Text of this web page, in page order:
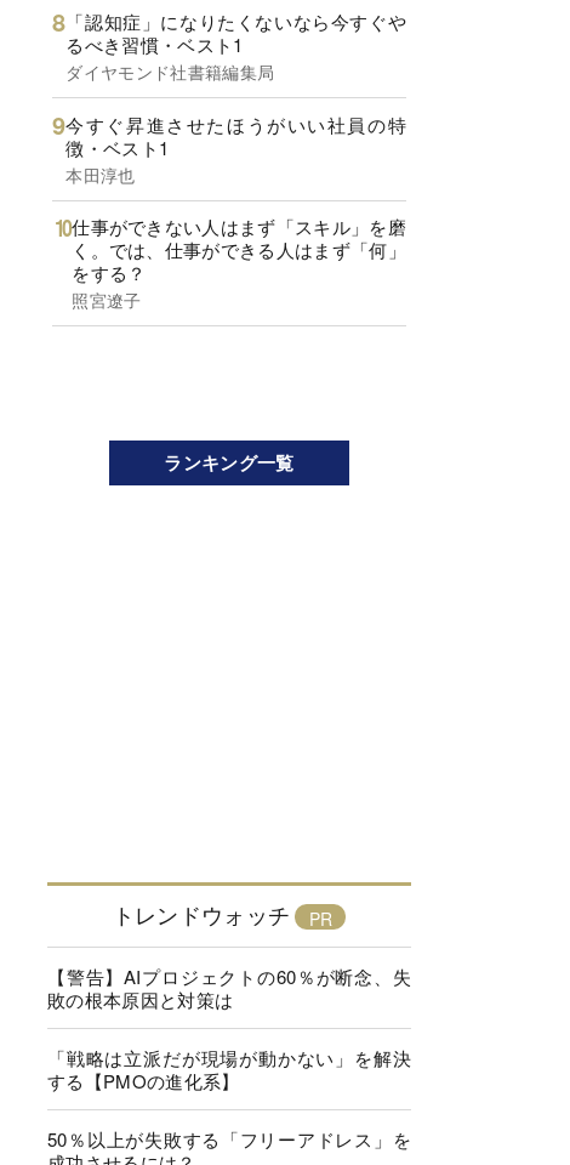
「認知症」になりたくないなら今すぐや
るべき習慣・ベスト1
ダイヤモンド社書籍編集局
今すぐ昇進させたほうがいい社員の特
徴・ベスト1
本田淳也
仕事ができない人はまず「スキル」を磨
く。では、仕事ができる人はまず「何」
をする？
照宮遼子
ランキング一覧
トレンドウォッチ
【警告】AIプロジェクトの60％が断念、失
敗の根本原因と対策は
「戦略は立派だが現場が動かない」を解決
する【PMOの進化系】
50％以上が失敗する「フリーアドレス」を